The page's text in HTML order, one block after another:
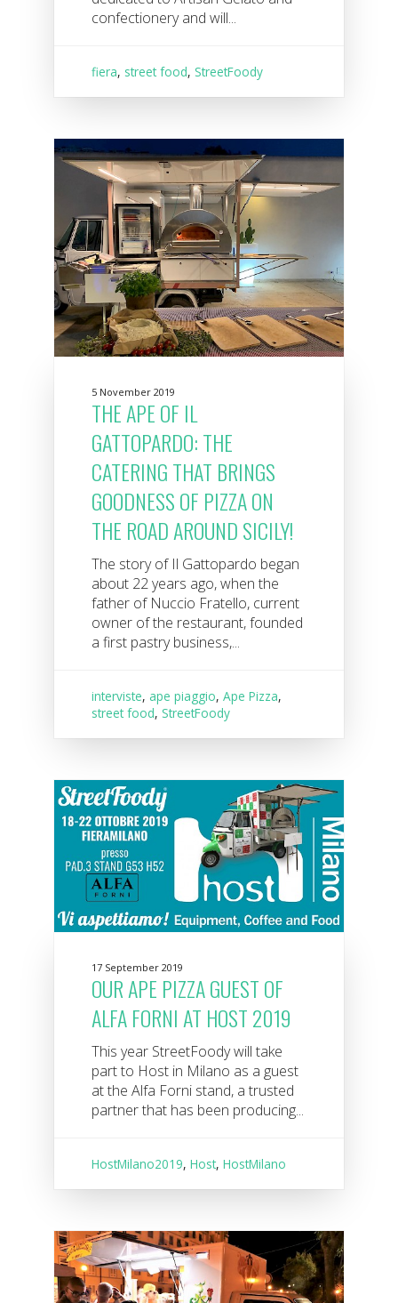
confectionery and will...
fiera, street food,StreetFoody
5 November 2019
THE APE OF IL
GATTOPARDO: THE
CATERING THAT BRINGS
GOODNESS OF PIZZA ON
THE ROAD AROUND SICILY!
The story of Il Gattopardo began
about 22 years ago, when the
father of Nuccio Fratello, current
owner of the restaurant, founded
a first pastry business,...
interviste, ape piaggio,Ape Pizza,
street food,StreetFoody
17 September 2019
OUR APE PIZZA GUEST OF
ALFA FORNI AT HOST 2019
This year StreetFoody will take
part to Host in Milano as a guest
at the Alfa Forni stand, a trusted
partner that has been producing...
HostMilano2019,Host,HostMilano